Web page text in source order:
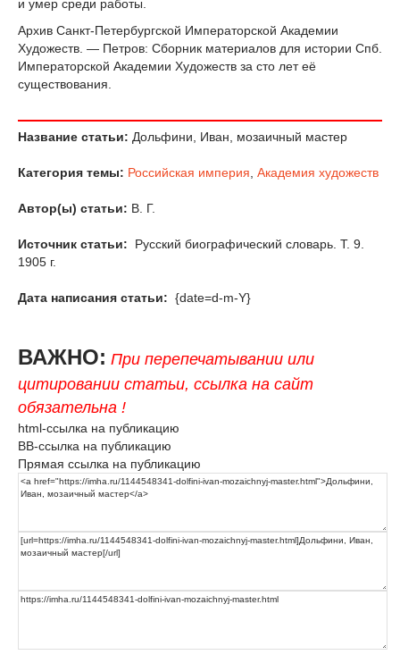
и умер среди работы.
Архив Санкт-Петербургской Императорской Академии
Художеств. — Петров: Сборник материалов для истории Спб.
Императорской Академии Художеств за сто лет её
существования.
Название статьи: Дольфини, Иван, мозаичный мастер
Категория темы: Российская империя Академия художеств
Автор(ы) статьи: В. Г.
Источник статьи:
Русский биографический словарь. Т. 9.
1905 г.
Дата написания статьи: {date=d-m-Y}
ВАЖНО: При перепечатывании или
цитировании статьи, ссылка на сайт
обязательна !
html-ссылка на публикацию
BB-ссылка на публикацию
Прямая ссылка на публикацию